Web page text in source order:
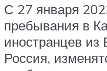
С 27 января
пребывания в
иностранцев
Россия,